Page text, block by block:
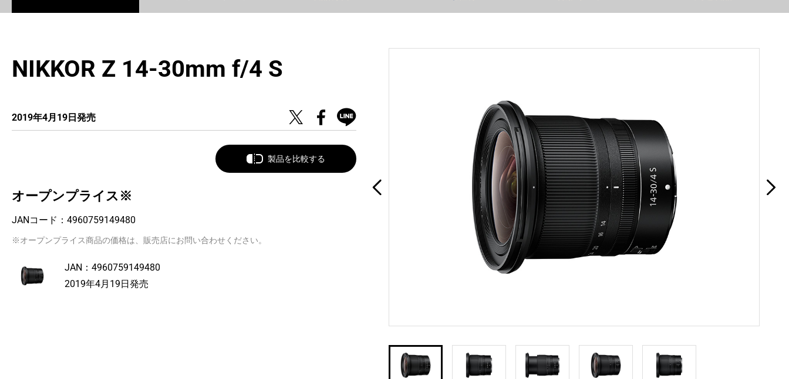
NIKKOR Z 14-30mm f/4 S
2019年4月19日発売
製品を比較する
オープンプライス※
JANコード： 4960759149480
※オープンプライス商品の価格は、販売店にお問い合わせください。
JAN： 4960759149480
2019年4月19日発売